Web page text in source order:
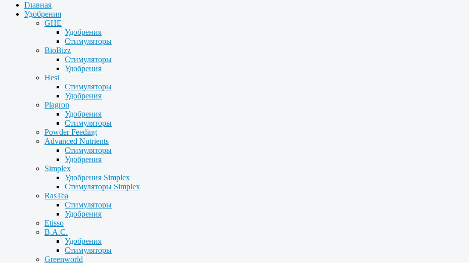
Главная
Удобрения
GHE
Удобрения
Стимуляторы
BioBizz
Стимуляторы
Удобрения
Hesi
Стимуляторы
Удобрения
Plagron
Удобрения
Стимуляторы
Powder Feeding
Advanced Nutrients
Стимуляторы
Удобрения
Simplex
Удобрения Simplex
Стимуляторы Simplex
RasTea
Стимуляторы
Удобрения
Etisso
B.A.C.
Удобрения
Стимуляторы
Greenworld